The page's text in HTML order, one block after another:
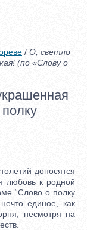
/ О, светло
(по «Слову о
доносятся
любовь к родной
“Слово о полку
единое, как
несмотря на